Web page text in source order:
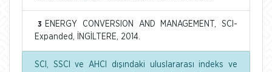
3
ENERGY CONVERSION AND MANAGEMENT, SCI-
Expanded, İNGİLTERE, 2014.
SCI, SSCI ve AHCI dışındaki uluslararası indeks ve